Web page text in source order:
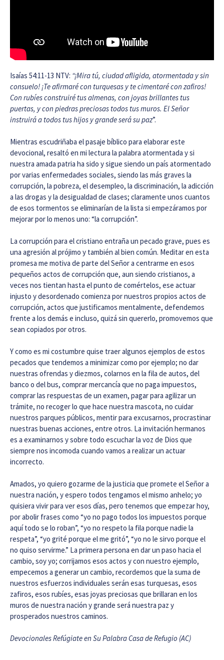
Isaías 54:11-13 NTV: “¡Mira tú, ciudad afligida, atormentada y sin
consuelo! ¡Te afirmaré con turquesas y te cimentaré con zafiros!
Con rubíes construiré tus almenas, con joyas brillantes tus
puertas, y con piedras preciosas todos tus muros. El Señor
instruirá a todos tus hijos y grande será su paz”.
Mientras escudriñaba el pasaje bíblico para elaborar este
devocional, resaltó en mi lectura la palabra atormentada y si
nuestra amada patria ha sido y sigue siendo un país atormentado
por varias enfermedades sociales, siendo las más graves la
corrupción, la pobreza, el desempleo, la discriminación, la adicción
a las drogas y la desigualdad de clases; claramente unos cuantos
de esos tormentos se eliminarían de la lista si empezáramos por
mejorar por lo menos uno: “la corrupción”.
La corrupción para el cristiano entraña un pecado grave, pues es
una agresión al prójimo y también al bien común. Meditar en esta
promesa me motiva de parte del Señor a centrarme en esos
pequeños actos de corrupción que, aun siendo cristianos, a
veces nos tientan hasta el punto de comértelos, ese actuar
injusto y desordenado comienza por nuestros propios actos de
corrupción, actos que justificamos mentalmente, defendemos
frente a los demás e incluso, quizá sin quererlo, promovemos que
sean copiados por otros.
Y como es mi costumbre quise traer algunos ejemplos de estos
pecados que tendemos a minimizar como por ejemplo; no dar
nuestras ofrendas y diezmos, colarnos en la fila de autos, del
banco o del bus, comprar mercancía que no paga impuestos,
comprar las respuestas de un examen, pagar para agilizar un
trámite, no recoger lo que hace nuestra mascota, no cuidar
nuestros parques públicos, mentir para excusarnos, procrastinar
nuestras buenas acciones, entre otros. La invitación hermanos
es a examinarnos y sobre todo escuchar la voz de Dios que
siempre nos incomoda cuando vamos a realizar un actuar
incorrecto.
Amados, yo quiero gozarme de la justicia que promete el Señor a
nuestra nación, y espero todos tengamos el mismo anhelo; yo
quisiera vivir para ver esos días, pero tenemos que empezar hoy,
por abolir frases como “yo no pago todos los impuestos porque
aquí todo se lo roban”, “yo no respeto la fila porque nadie la
respeta”, “yo grité porque el me gritó”, “yo no le sirvo porque el
no quiso servirme.” La primera persona en dar un paso hacia el
cambio, soy yo; corrijamos esos actos y con nuestro ejemplo,
empecemos a generar un cambio, recordemos que la suma de
nuestros esfuerzos individuales serán esas turquesas, esos
zafiros, esos rubíes, esas joyas preciosas que brillaran en los
muros de nuestra nación y grande será nuestra paz y
prosperados nuestros caminos.
Devocionales Refúgiate en Su Palabra Casa de Refugio (AC)